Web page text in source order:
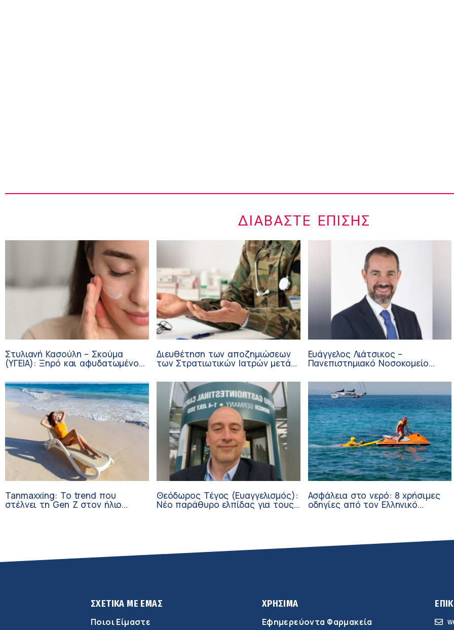
ΔΙΑΒΆΣΤΕ ΕΠΊΣΗΣ
Στυλιανή Κασούλη – Σκούμα
(ΥΓΕΙΑ): Ξηρό και αφυδατωμένο
Διευθέτηση των αποζημιώσεων
των Στρατιωτικών Ιατρών μετά
Ευάγγελος Λιάτσικος –
Πανεπιστημιακό Νοσοκομείο
Tanmaxxing: To trend που
στέλνει τη Gen Z στον ήλιο
Θεόδωρος Τέγος (Ευαγγελισμός):
Νέο παράθυρο ελπίδας για τους
Ασφάλεια στο νερό: 8 χρήσιμες
οδηγίες από τον Ελληνικό
ΣΧΕΤΙΚΑ ΜΕ ΕΜΑΣ
Ποιοι Είμαστε
ΧΡΗΣΙΜΑ
Εφημερεύοντα Φαρμακεία